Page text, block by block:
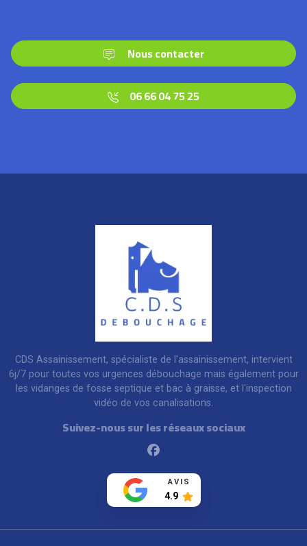
Nous contacter
06 66 04 75 25
CDS Assainissement, spécialiste de l'assainissement, intervient
6j/7 pour toutes vos urgences débouchage mais également pour
les vidanges de fosse septique et bac à graisse, et l'inspection
vidéo de vos canalisations.
Suivez-nous sur les réseaux sociaux
Facebook
AVIS
4.9